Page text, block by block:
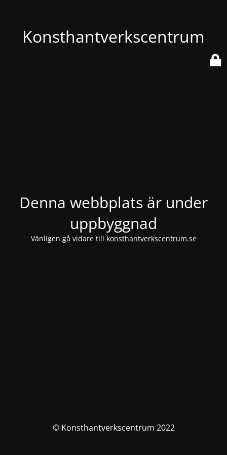
Konsthantverkscentrum
Denna webbplats är under
uppbyggnad
Vänligen gå vidare till konsthantverkscentrum.se
© Konsthantverkscentrum 2022